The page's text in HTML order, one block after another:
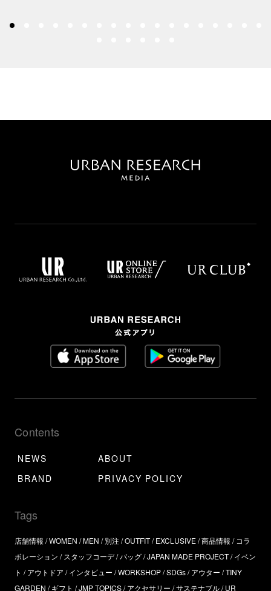
Contents
NEWS
ABOUT
BRAND
PRIVACY POLICY
Tags
店舗情報 WOMEN MEN 別注 OUTFIT EXCLUSIVE 商品情報
コラ
ボレーション
スタッフコーデ バッグ JAPAN MADE PROJECT イベン
ト
アウトドア インタビュー WORKSHOP SDGs アウター TINY
GARDEN
ギフト JMP TOPICS アクセサリー サステナブル UR